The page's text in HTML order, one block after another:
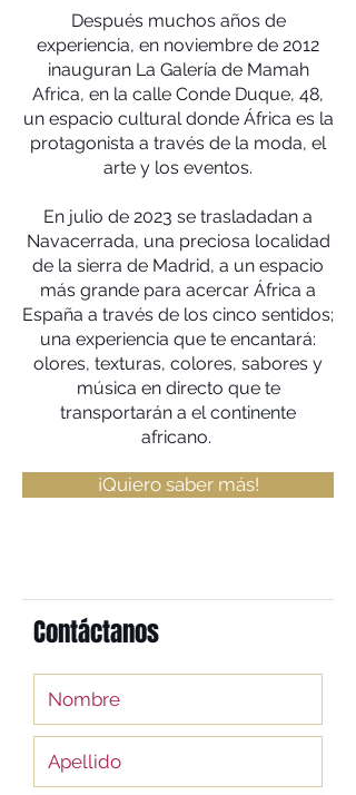
Después muchos años de
experiencia, en noviembre de 2012
inauguran La Galería de Mamah
Africa, en la calle Conde Duque, 48,
un espacio cultural donde África es la
protagonista a través de la moda, el
arte y los eventos.
En julio de 2023 se trasladadan a
Navacerrada, una preciosa localidad
de la sierra de Madrid, a un espacio
más grande para acercar África a
España a través de los cinco sentidos;
una experiencia que te encantará:
olores, texturas, colores, sabores y
música en directo que te
transportarán a el continente
africano.
¡Quiero saber más!
Contáctanos